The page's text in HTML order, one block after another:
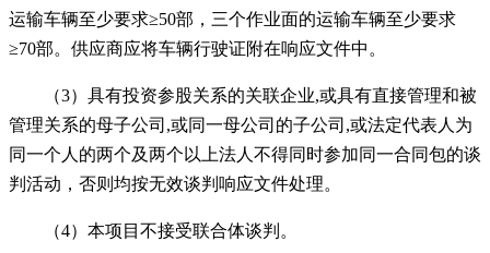
运输车辆至少要求≥50部，三个作业面的运输车辆至少要求
≥70部。 供应商应将车辆行驶证附在响应文件中。
（3）具有投资参股关系的关联企业,或具有直接管理和被
管理关系的母子公司,或同一母公司的子公司,或法定代表人为
同一个人的两个及两个以上法人不得同时参加同一合同包的谈
判活动，否则均按无效谈判响应文件处理。
（4）本项目不接受联合体谈判 。